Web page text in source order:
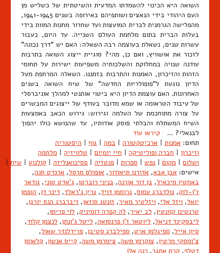
השואה היא הכינוי להשמדתו המדעית והשיטתית של כשליש מן
העם היהודי בידי הנאצים ושותפיהם באירופה בשנים 1941-1945,
מהפלישה הגרמנית לברית המועצות ועד שחרור מחנות המוות בידי
בעלות הברית בתום מלחמת העולם השנייה. עד היום, כעבור
עשרות שנים, נשאלת בעוצמה רבה השאלה: האם יש "דרך נכונה"
לזכור את אושוויץ, ואם כן, מהי? סוגיית ייצוג השואה בתרבות
עודנה שנויה במחלוקת והשלכותיה משפיעות ישירות על תחומי
הזהות והזיכרון, האמנות והתרבות בזמננו. השאלה המרחפת מעל
הדיון נוגעת ל"פופולריות החדשה" של שיח השואה בשנים
האחרונות. האם עוצמת הדיון היא ביטוי אותנטי למהלך אוניברסלי
של עיבוד הטראומה או שמא מדובר בעודף של ייצוגים המבשרים
על צורה מתוחכמת של העלמה וגירוש: גירוש הכאב באמצעות
השיח המשתלח והבלתי פוסק אודותיו, עד שהנושא כולו יהפוך
לבנאלי? … קיראו עוד
תחום: אמנות ארכיטקטורה במה גוף
היסטוריה
וזיכרון
חברה ופוליטיקה חיי יומיום טלוויזיה
מלחמה
ושלום
מקום נפש ספרות פנטזיה פסיכואנליזה קולנוע שיח
אישים: אבן אבא, אדורנו תיאודור, אופולס מרסל, ארנדט חנה,
באחטין מיכאיל, בן דור אורנה, בניני רוברטו, ג'אדט טוני, גודאר
ז'ן-לוק, גולדברג עמוס, גרוסמן דויד, גרין ג'ראלד, דינר דן, הופמן
יואל, ויזל אלי, ויזלטיר מאיר, זונטג סוזאן, זיברברג הנס יורגן,
טרנטינו קוונטין, לב יאיר, לה קפרה דומיניק, לוי פרימו,
ליבסקינד דניאל, ליוטאר ז'ן פרנסואה, ליטל ג'ונתן, לנצמן קלוד,
סיון אייל, ספיגלמן ארט, ספילברג סטיבן, פרידלנדר שאול,
צ'ומסקי מרטין, צוקרמן משה, צימרמן משה, קייס אנטון, קלאוסן
דטלף, קרת אתגר, רנה אלן